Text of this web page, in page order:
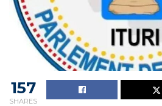
157
SHARES